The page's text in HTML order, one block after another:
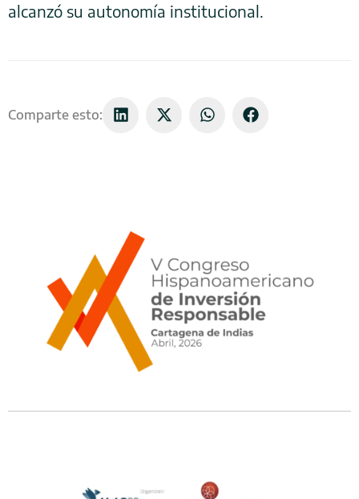
alcanzó su autonomía institucional.
Comparte esto: